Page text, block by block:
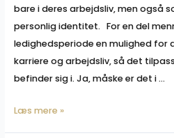
næste
udviklingssamtale
bare i deres arbejdsliv, men også
personlig identitet. For en del
ledighedsperiode en mulighed for
karriere og arbejdsliv, så det
befinder sig i. Ja, måske er det i …
Konsekvensen
Læs mere »